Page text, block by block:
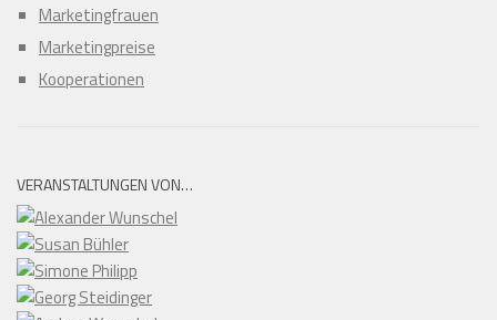
Marketingfrauen
Marketingpreise
Kooperationen
VERANSTALTUNGEN VON…